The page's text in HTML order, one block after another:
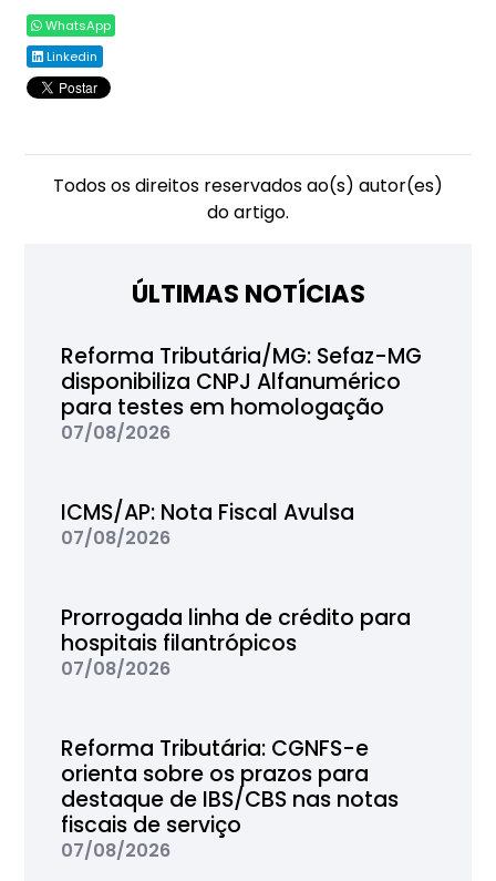
WhatsApp
Linkedin
Todos os direitos reservados ao(s) autor(es)
do artigo.
ÚLTIMAS NOTÍCIAS
Reforma Tributária/MG: Sefaz-MG
disponibiliza CNPJ Alfanumérico
para testes em homologação
07/08/2026
ICMS/AP: Nota Fiscal Avulsa
07/08/2026
Prorrogada linha de crédito para
hospitais filantrópicos
07/08/2026
Reforma Tributária: CGNFS-e
orienta sobre os prazos para
destaque de IBS/CBS nas notas
fiscais de serviço
07/08/2026